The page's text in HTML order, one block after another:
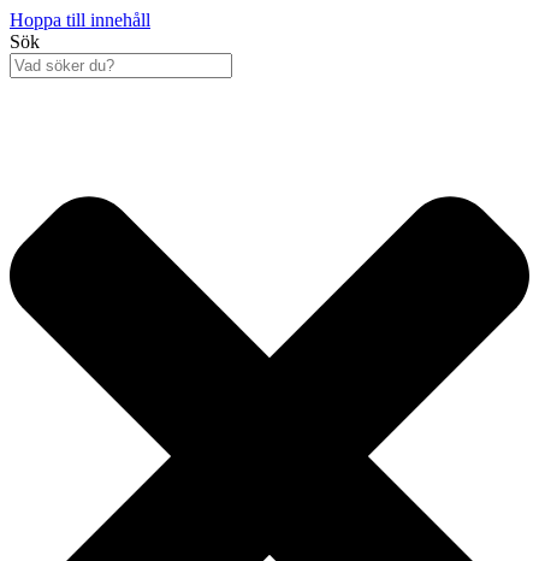
Hoppa till innehåll
Sök